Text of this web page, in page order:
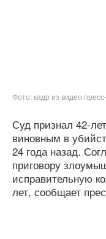
Фото: кадр из видео
Суд признал 42-
виновным в
24 года назад.
приговору
исправительную
лет, сообщает